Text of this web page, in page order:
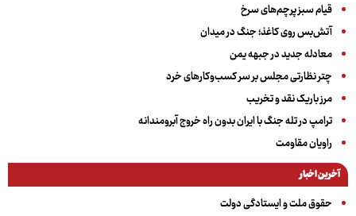
قیام سبز پرچم‌های سرخ
آتش‌بس روی کاغذ؛ جنگ در میدان
معادله جدید در جبهه یمن
چتر نظارتی مجلس بر سر کسب‌وکارهای خرد
مرز باریک نقد و تخریب
ترامپ در تله جنگ با ایران بدون راه خروج آبرومندانه
راویان مقاومت
آخرین اخبار
حقوق ملت و ایستادگی دولت